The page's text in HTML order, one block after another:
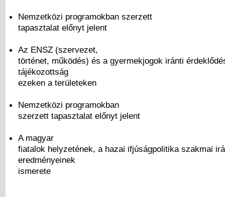
Nemzetközi programokban szerzett
tapasztalat előnyt jelent
Az ENSZ (szervezet,
történet, működés) és a gyermekjogok iránti
tájékozottság
ezeken a területeken
Nemzetközi programokban
szerzett tapasztalat előnyt jelent
A magyar
fiatalok helyzetének, a hazai ifjúságpolitika szakmai
eredményeinek
ismerete